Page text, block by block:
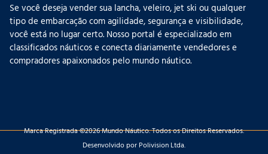
Se você deseja vender sua lancha, veleiro, jet ski ou qualquer
tipo de embarcação com agilidade, segurança e visibilidade,
você está no lugar certo. Nosso portal é especializado em
classificados náuticos e conecta diariamente vendedores e
compradores apaixonados pelo mundo náutico.
Marca Registrada ©2026 Mundo Náutico. Todos os Direitos Reservados.
Desenvolvido por Polivision Ltda.